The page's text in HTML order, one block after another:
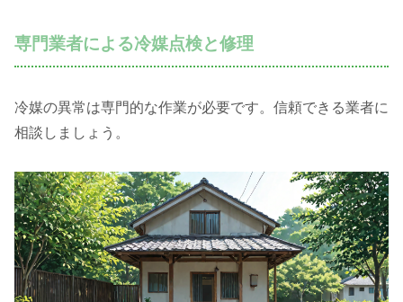
専門業者による冷媒点検と修理
冷媒の異常は専門的な作業が必要です。信頼できる業者に
相談しましょう。